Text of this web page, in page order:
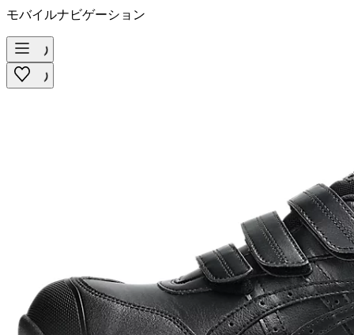
モバイルナビゲーション